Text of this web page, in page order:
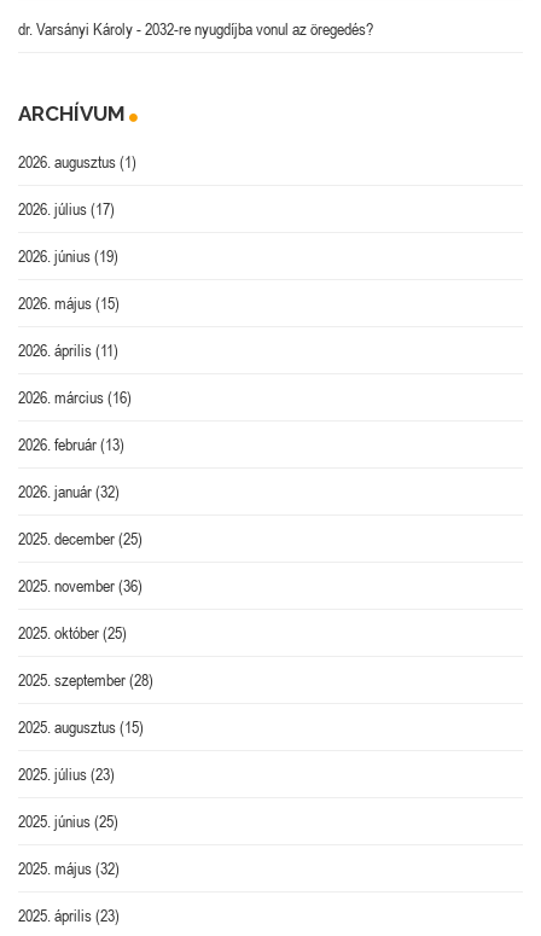
dr. Varsányi Károly-2032-re nyugdíjba vonul az öregedés?
ARCHÍVUM
2026. augusztus(1)
2026. július(17)
2026. június(19)
2026. május(15)
2026. április(11)
2026. március(16)
2026. február(13)
2026. január(32)
2025. december(25)
2025. november(36)
2025. október(25)
2025. szeptember(28)
2025. augusztus(15)
2025. július(23)
2025. június(25)
2025. május(32)
2025. április(23)